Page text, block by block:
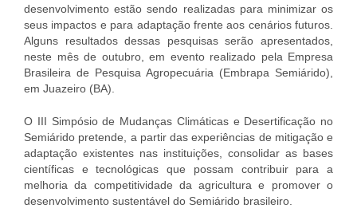
desenvolvimento estão sendo realizadas para minimizar os
seus impactos e para adaptação frente aos cenários futuros.
Alguns resultados dessas pesquisas serão apresentados,
neste mês de outubro, em evento realizado pela Empresa
Brasileira de Pesquisa Agropecuária (Embrapa Semiárido),
em Juazeiro (BA).
O III Simpósio de Mudanças Climáticas e Desertificação no
Semiárido pretende, a partir das experiências de mitigação e
adaptação existentes nas instituições, consolidar as bases
científicas e tecnológicas que possam contribuir para a
melhoria da competitividade da agricultura e promover o
desenvolvimento sustentável do Semiárido brasileiro.